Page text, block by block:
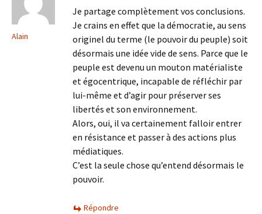
Alain
Je partage complètement vos conclusions.
Je crains en effet que la démocratie, au sens
originel du terme (le pouvoir du peuple) soit
désormais une idée vide de sens. Parce que le
peuple est devenu un mouton matérialiste
et égocentrique, incapable de réfléchir par
lui-même et d’agir pour préserver ses
libertés et son environnement.
Alors, oui, il va certainement falloir entrer
en résistance et passer à des actions plus
médiatiques.
C’est la seule chose qu’entend désormais le
pouvoir.
Répondre